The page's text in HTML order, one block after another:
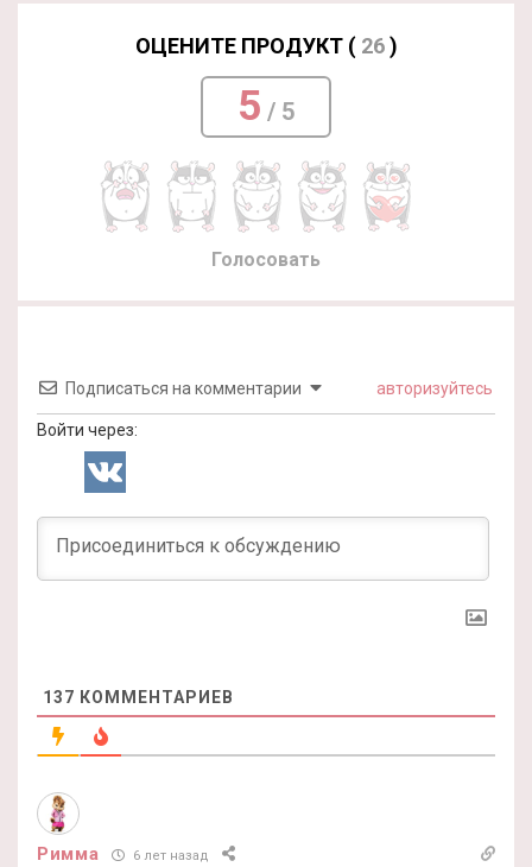
ОЦЕНИТЕ ПРОДУКТ ( 26)
5 / 5
Голосовать
Подписаться на комментарии авторизуйтесь
Войти через:
137 КОММЕНТАРИЕВ
Римма 6 лет назад